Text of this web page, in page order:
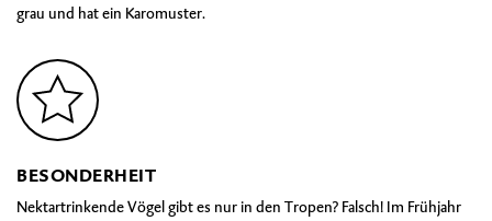
grau und hat ein Karomuster.
BESONDERHEIT
Nektartrinkende Vögel gibt es nur in den Tropen? Falsch! Im Frühjahr